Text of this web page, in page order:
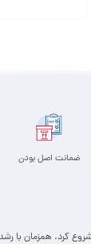
ضمانت اصل بودن
شروع کرد. همزمان با